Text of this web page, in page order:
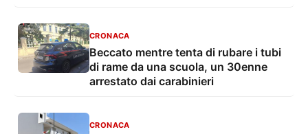
CRONACA
Beccato mentre tenta di rubare i tubi
di rame da una scuola, un 30enne
arrestato dai carabinieri
CRONACA